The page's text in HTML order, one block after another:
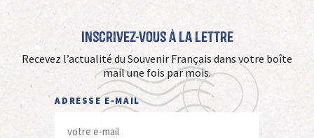
Inscrivez-vous à La Lettre
Recevez l’actualité du Souvenir Français dans votre boîte
mail une fois par mois.
ADRESSE E-MAIL